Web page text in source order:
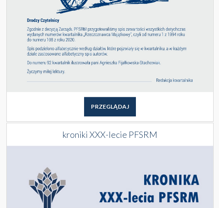
PRZEGLĄDAJ
kroniki XXX-lecie PFSRM